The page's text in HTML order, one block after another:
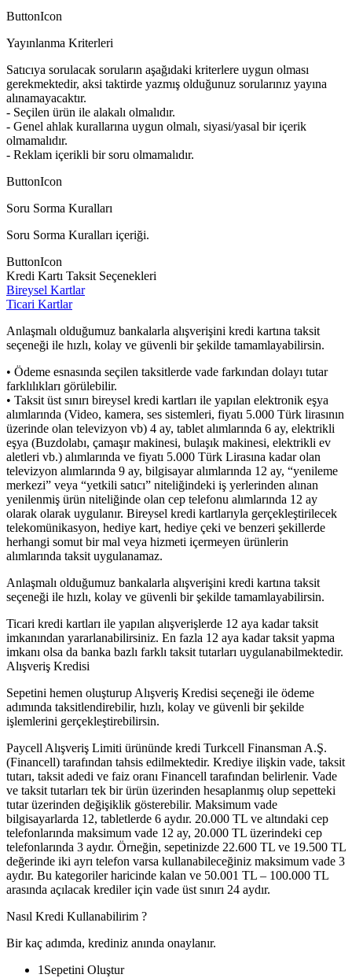
ButtonIcon
Yayınlanma Kriterleri
Satıcıya sorulacak soruların aşağıdaki kriterlere uygun olması
gerekmektedir, aksi taktirde yazmış olduğunuz sorularınız yayına
alınamayacaktır.
- Seçilen ürün ile alakalı olmalıdır.
- Genel ahlak kurallarına uygun olmalı, siyasi/yasal bir içerik
olmamalıdır.
- Reklam içerikli bir soru olmamalıdır.
ButtonIcon
Soru Sorma Kuralları
Soru Sorma Kuralları içeriği.
ButtonIcon
Kredi Kartı Taksit Seçenekleri
Bireysel Kartlar
Ticari Kartlar
Anlaşmalı olduğumuz bankalarla alışverişini kredi kartına taksit
seçeneği ile hızlı, kolay ve güvenli bir şekilde tamamlayabilirsin.
• Ödeme esnasında seçilen taksitlerde vade farkından dolayı tutar
farklılıkları görülebilir.
• Taksit üst sınırı bireysel kredi kartları ile yapılan elektronik eşya
alımlarında (Video, kamera, ses sistemleri, fiyatı 5.000 Türk lirasının
üzerinde olan televizyon vb) 4 ay, tablet alımlarında 6 ay, elektrikli
eşya (Buzdolabı, çamaşır makinesi, bulaşık makinesi, elektrikli ev
aletleri vb.) alımlarında ve fiyatı 5.000 Türk Lirasına kadar olan
televizyon alımlarında 9 ay, bilgisayar alımlarında 12 ay, “yenileme
merkezi” veya “yetkili satıcı” niteliğindeki iş yerlerinden alınan
yenilenmiş ürün niteliğinde olan cep telefonu alımlarında 12 ay
olarak olarak uygulanır. Bireysel kredi kartlarıyla gerçekleştirilecek
telekomünikasyon, hediye kart, hediye çeki ve benzeri şekillerde
herhangi somut bir mal veya hizmeti içermeyen ürünlerin
alımlarında taksit uygulanamaz.
Anlaşmalı olduğumuz bankalarla alışverişini kredi kartına taksit
seçeneği ile hızlı, kolay ve güvenli bir şekilde tamamlayabilirsin.
Ticari kredi kartları ile yapılan alışverişlerde 12 aya kadar taksit
imkanından yararlanabilirsiniz. En fazla 12 aya kadar taksit yapma
imkanı olsa da banka bazlı farklı taksit tutarları uygulanabilmektedir.
Alışveriş Kredisi
Sepetini hemen oluşturup Alışveriş Kredisi seçeneği ile ödeme
adımında taksitlendirebilir, hızlı, kolay ve güvenli bir şekilde
işlemlerini gerçekleştirebilirsin.
Paycell Alışveriş Limiti ürününde kredi Turkcell Finansman A.Ş.
(Financell) tarafından tahsis edilmektedir. Krediye ilişkin vade, taksit
tutarı, taksit adedi ve faiz oranı Financell tarafından belirlenir. Vade
ve taksit tutarları tek bir ürün üzerinden hesaplanmış olup sepetteki
tutar üzerinden değişiklik gösterebilir. Maksimum vade
bilgisayarlarda 12, tabletlerde 6 aydır. 20.000 TL ve altındaki cep
telefonlarında maksimum vade 12 ay, 20.000 TL üzerindeki cep
telefonlarında 3 aydır. Örneğin, sepetinizde 22.600 TL ve 19.500 TL
değerinde iki ayrı telefon varsa kullanabileceğiniz maksimum vade 3
aydır. Bu kategoriler haricinde kalan ve 50.001 TL – 100.000 TL
arasında açılacak krediler için vade üst sınırı 24 aydır.
Nasıl Kredi Kullanabilirim ?
Bir kaç adımda, krediniz anında onaylanır.
1 Sepetini Oluştur